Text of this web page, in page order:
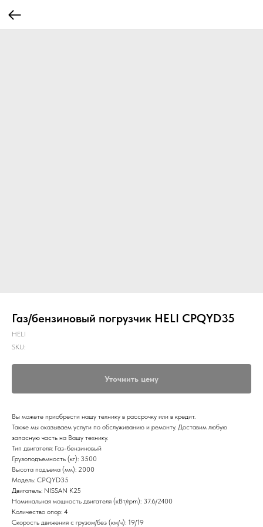
Газ/бензиновый погрузчик HELI CPQYD35
HELI
SKU:
Уточнить цену
Вы можете приобрести нашу технику в рассрочку или в кредит.
Также мы оказываем услуги по обслуживанию и ремонту. Доставим любую
запасную часть на Вашу технику.
Тип двигателя: Газ-бензиновый
Грузоподъемность (кг): 3500
Высота подъема (мм): 2000
Модель: CPQYD35
Двигатель: NISSAN K25
Номинальная мощность двигателя (кВт/rpm): 37.6/2400
Количество опор: 4
Скорость движения с грузом/без (км/ч): 19/19